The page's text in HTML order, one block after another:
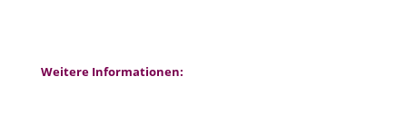
Weitere Informationen: